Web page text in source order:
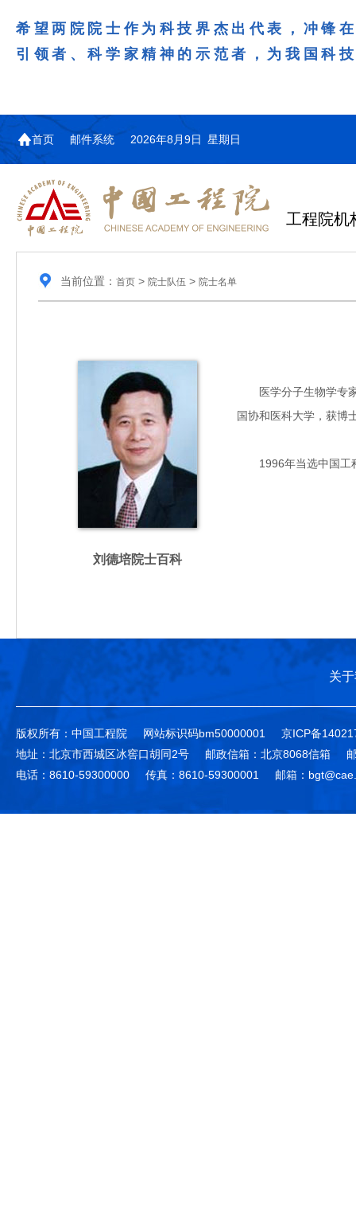
希望两院院士作为科技界杰出代表，冲锋
引领者、科学家精神的示范者，为我国科
首页 邮件系统 2026年8月9日 星期日
工程院机
当前位置： 首页> 院士队伍 > 院士名单
刘德培院士百科
医学分子生物学专家
国协和医科大学，获博
1996年当选中国工
关
版权所有：中国工程院 网站标识码bm50000001
京ICP备
地址：北京市西城区冰窖口胡同2号
邮政信箱：北京8068信箱
电话：8610-59300000
传真：8610-59300001 邮箱：